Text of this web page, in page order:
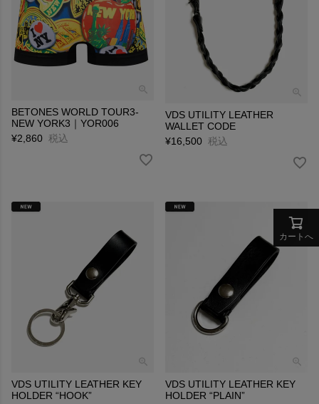
BETONES WORLD TOUR3-
NEW YORK3｜YOR006
¥2,860 税込
VDS UTILITY LEATHER
WALLET CODE
¥16,500 税込
VDS UTILITY LEATHER KEY
HOLDER “HOOK”
VDS UTILITY LEATHER KEY
HOLDER “PLAIN”
カートへ